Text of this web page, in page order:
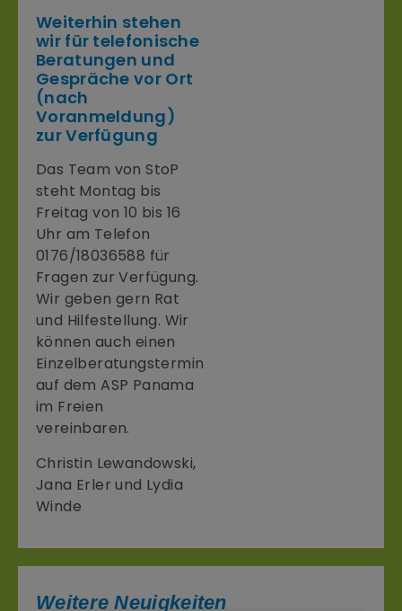
Weiterhin stehen
wir für telefonische
Beratungen und
Gespräche vor Ort
(nach
Voranmeldung)
zur Verfügung
Das Team von StoP
steht Montag bis
Freitag von 10 bis 16
Uhr am Telefon
0176/18036588 für
Fragen zur Verfügung.
Wir geben gern Rat
und Hilfestellung. Wir
können auch einen
Einzelberatungstermin
auf dem ASP Panama
im Freien
vereinbaren.
Christin Lewandowski,
Jana Erler und Lydia
Winde
Weitere Neuigkeiten